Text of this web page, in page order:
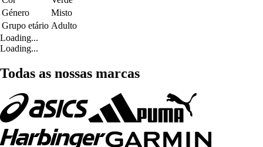
Género
Misto
Grupo etário Adulto
Loading...
Loading...
Todas as nossas marcas